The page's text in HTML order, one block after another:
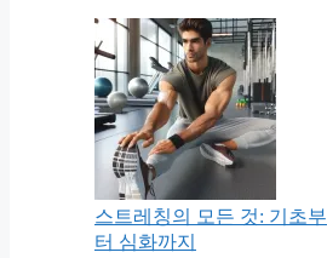
스트레칭의 모든 것: 기초부
터 심화까지